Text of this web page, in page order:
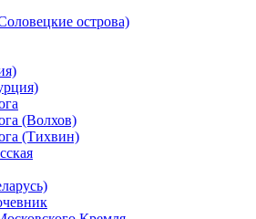
острова)
(Волхов)
(Тихвин)